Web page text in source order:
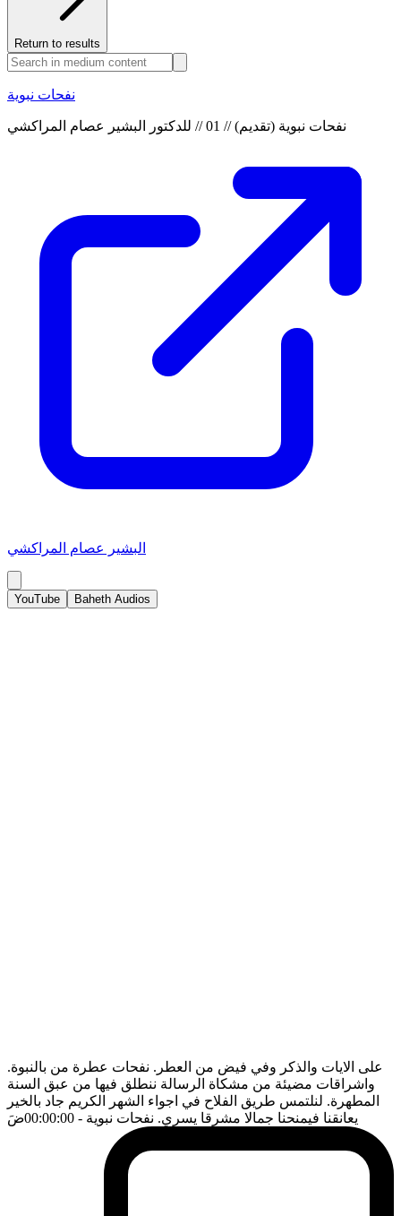
Return to results
نفحات نبوية
نفحات نبوية (تقديم) // 01 // للدكتور البشير عصام المراكشي
البشير عصام المراكشي
YouTube Baheth Audios
على الايات والذكر وفي فيض من العطر. نفحات عطرة من بالنبوة.
واشراقات مضيئة من مشكاة الرسالة ننطلق فيها من عبق السنة
المطهرة. لنلتمس طريق الفلاح في اجواء الشهر الكريم جاد بالخير
يعانقنا فيمنحنا جمالا مشرقا يسري. نفحات نبوية - 00:00:00 ضَ